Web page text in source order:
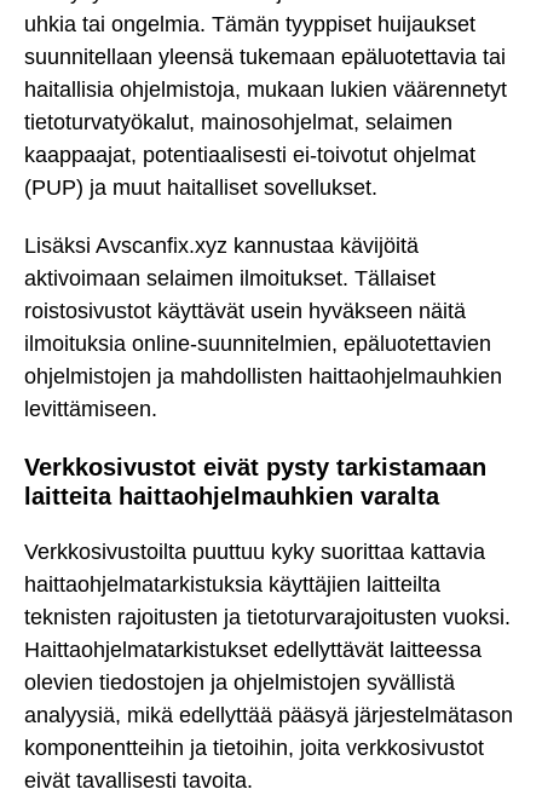
uhkia tai ongelmia. Tämän tyyppiset huijaukset
suunnitellaan yleensä tukemaan epäluotettavia tai
haitallisia ohjelmistoja, mukaan lukien väärennetyt
tietoturvatyökalut, mainosohjelmat, selaimen
kaappaajat, potentiaalisesti ei-toivotut ohjelmat
(PUP) ja muut haitalliset sovellukset.
Lisäksi Avscanfix.xyz kannustaa kävijöitä
aktivoimaan selaimen ilmoitukset. Tällaiset
roistosivustot käyttävät usein hyväkseen näitä
ilmoituksia online-suunnitelmien, epäluotettavien
ohjelmistojen ja mahdollisten haittaohjelmauhkien
levittämiseen.
Verkkosivustot eivät pysty tarkistamaan
laitteita haittaohjelmauhkien varalta
Verkkosivustoilta puuttuu kyky suorittaa kattavia
haittaohjelmatarkistuksia käyttäjien laitteilta
teknisten rajoitusten ja tietoturvarajoitusten vuoksi.
Haittaohjelmatarkistukset edellyttävät laitteessa
olevien tiedostojen ja ohjelmistojen syvällistä
analyysiä, mikä edellyttää pääsyä järjestelmätason
komponentteihin ja tietoihin, joita verkkosivustot
eivät tavallisesti tavoita.